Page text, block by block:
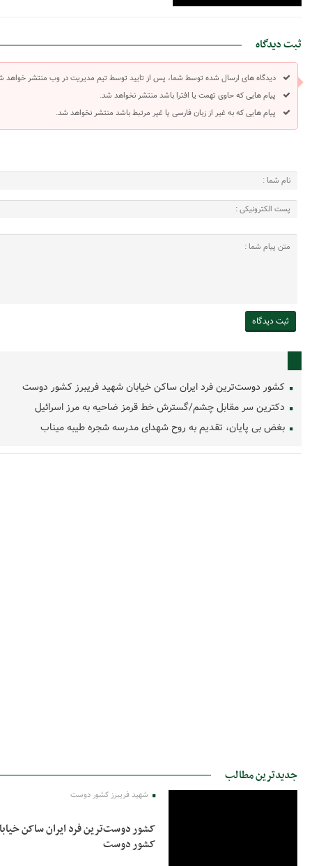
ثبت دیدگاه
دیدگاه های ارسال شده توسط شما، پس از تایید توسط تیم مدیریت در وب منتشر خواهد
پیام هایی که حاوی تهمت یا افترا باشد منتشر نخواهد شد.
پیام هایی که به غیر از زبان فارسی یا غیر مرتبط باشد منتشر نخواهد شد.
کشور دوست‌ترین فرد ایران ساکن خیابان شهید فریبرز کشور دوست
دکترین سر مقابل چشم/گسترش خط قرمز ضاحیه به مرز اسرائیل
بغض بی پایان، تقدیم به روح شهدای مدرسه شجره طیبه میناب
جدیدترین مطالب
شهید فریبرز کشور دوست
کشور دوست‌ترین فرد ایران ساکن
کشور دوست